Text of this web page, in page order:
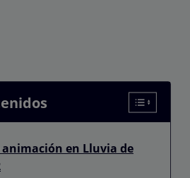
animación en Lluvia de